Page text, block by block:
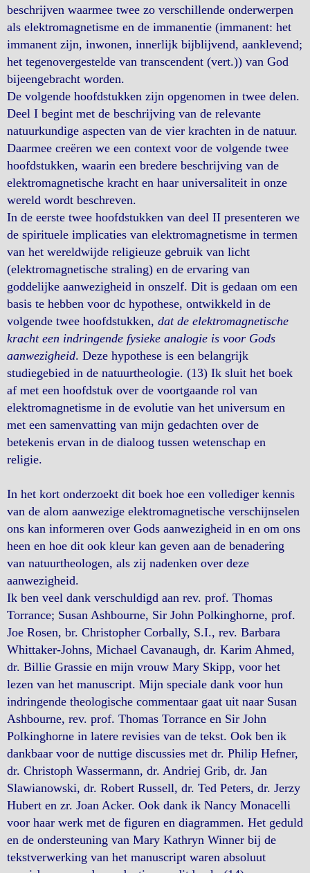
beschrijven waarmee twee zo verschillende onderwerpen
als elektromagnetisme en de immanentie (immanent: het
immanent zijn, inwonen, innerlijk bijblijvend, aanklevend;
het tegenovergestelde van transcendent (vert.)) van God
bijeengebracht worden.
De volgende hoofdstukken zijn opgenomen in twee delen.
Deel I begint met de beschrijving van de relevante
natuurkundige aspecten van de vier krachten in de natuur.
Daarmee creëren we een context voor de volgende twee
hoofdstukken, waarin een bredere beschrijving van de
elektromagnetische kracht en haar universaliteit in onze
wereld wordt beschreven.
In de eerste twee hoofdstukken van deel II presenteren we
de spirituele implicaties van elektromagnetisme in termen
van het wereldwijde religieuze gebruik van licht
(elektromagnetische straling) en de ervaring van
goddelijke aanwezigheid in onszelf. Dit is gedaan om een
basis te hebben voor dc hypothese, ontwikkeld in de
volgende twee hoofdstukken, dat de elektromagnetische
kracht een indringende fysieke analogie is voor Gods
aanwezigheid. Deze hypothese is een belangrijk
studiegebied in de natuurtheologie. (13) Ik sluit het boek
af met een hoofdstuk over de voortgaande rol van
elektromagnetisme in de evolutie van het universum en
met een samenvatting van mijn gedachten over de
betekenis ervan in de dialoog tussen wetenschap en
religie.
In het kort onderzoekt dit boek hoe een vollediger kennis
van de alom aanwezige elektromagnetische verschijnselen
ons kan informeren over Gods aanwezigheid in en om ons
heen en hoe dit ook kleur kan geven aan de benadering
van natuurtheologen, als zij nadenken over deze
aanwezigheid.
Ik ben veel dank verschuldigd aan rev. prof. Thomas
Torrance; Susan Ashbourne, Sir John Polkinghorne, prof.
Joe Rosen, br. Christopher Corbally, S.I., rev. Barbara
Whittaker-Johns, Michael Cavanaugh, dr. Karim Ahmed,
dr. Billie Grassie en mijn vrouw Mary Skipp, voor het
lezen van het manuscript. Mijn speciale dank voor hun
indringende theologische commentaar gaat uit naar Susan
Ashbourne, rev. prof. Thomas Torrance en Sir John
Polkinghorne in latere revisies van de tekst. Ook ben ik
dankbaar voor de nuttige discussies met dr. Philip Hefner,
dr. Christoph Wassermann, dr. Andriej Grib, dr. Jan
Slawianowski, dr. Robert Russell, dr. Ted Peters, dr. Jerzy
Hubert en zr. Joan Acker. Ook dank ik Nancy Monacelli
voor haar werk met de figuren en diagrammen. Het geduld
en de ondersteuning van Mary Kathryn Winner bij de
tekstverwerking van het manuscript waren absoluut